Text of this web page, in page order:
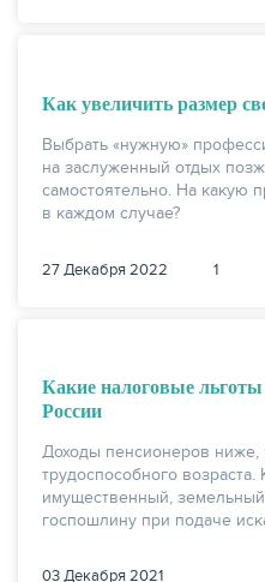
Как увеличить размер
Выбрать «нужную»
на заслуженный отдых
самостоятельно. На какую
в каждом случае?
27 Декабря 2022 1
Какие налоговые
России
Доходы пенсионеров
трудоспособного
имущественный,
госпошлину при подаче
03 Декабря 2021